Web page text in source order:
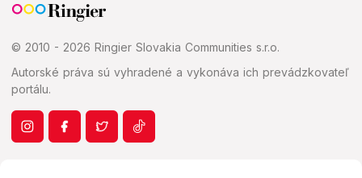
© 2010 - 2026 Ringier Slovakia Communities s.r.o.
Autorské práva sú vyhradené a vykonáva ich prevádzkovateľ
portálu.